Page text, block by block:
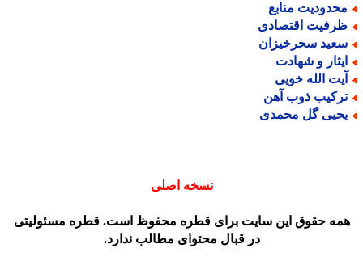
منابع
اقتصادی
سحرخیزان
و شهادت
الله خویی
ذوب آهن
گل محمدی
نسخه اصلی
حقوق این سایت برای قطره محفوظ است. قطره مسئولیتی
در قبال محتوای مطالب ندارد.